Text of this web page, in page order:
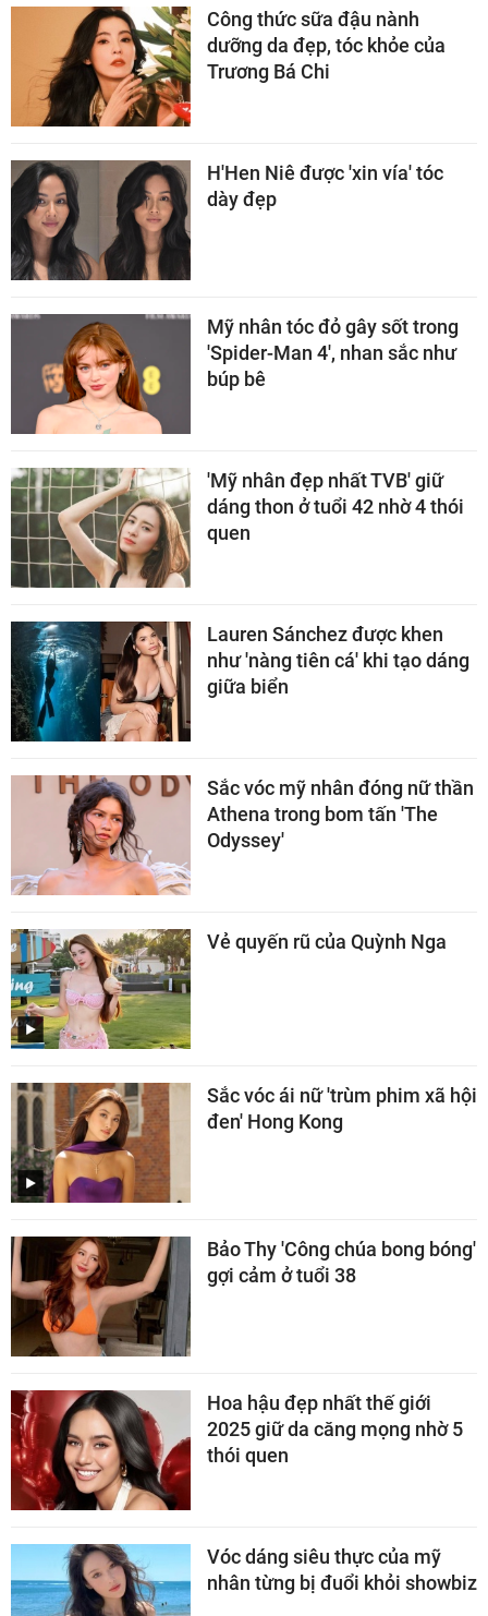
Công thức sữa đậu nành
dưỡng da đẹp, tóc khỏe của
Trương Bá Chi
H'Hen Niê được 'xin vía' tóc
dày đẹp
Mỹ nhân tóc đỏ gây sốt trong
'Spider-Man 4', nhan sắc như
búp bê
'Mỹ nhân đẹp nhất TVB' giữ
dáng thon ở tuổi 42 nhờ 4 thói
quen
Lauren Sánchez được khen
như 'nàng tiên cá' khi tạo dáng
giữa biển
Sắc vóc mỹ nhân đóng nữ thần
Athena trong bom tấn 'The
Odyssey'
Vẻ quyến rũ của Quỳnh Nga
Sắc vóc ái nữ 'trùm phim xã hội
đen' Hong Kong
Bảo Thy 'Công chúa bong bóng'
gợi cảm ở tuổi 38
Hoa hậu đẹp nhất thế giới
2025 giữ da căng mọng nhờ 5
thói quen
Vóc dáng siêu thực của mỹ
nhân từng bị đuổi khỏi showbiz